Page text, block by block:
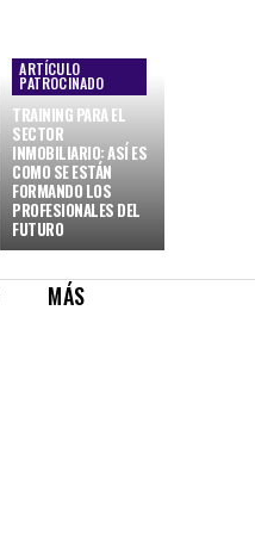
ARTÍCULO
PATROCINADO
TRAINING PARA EL
SECTOR
INMOBILIARIO: ASÍ ES
COMO SE ESTÁN
FORMANDO LOS
PROFESIONALES DEL
FUTURO
MÁS